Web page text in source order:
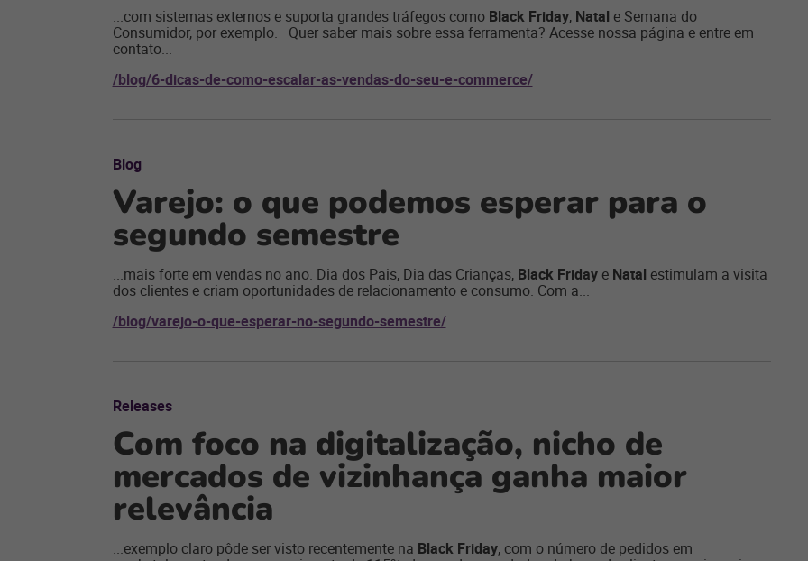
...com sistemas externos e suporta grandes tráfegos como Black Friday, Natal e Semana do
Consumidor, por exemplo. Quer saber mais sobre essa ferramenta? Acesse nossa página e entre em
contato...
/blog/6-dicas-de-como-escalar-as-vendas-do-seu-e-commerce/
Blog
Varejo: o que podemos esperar para o
segundo semestre
...mais forte em vendas no ano. Dia dos Pais, Dia das Crianças, Black Fridaye Natal estimulam a visita
dos clientes e criam oportunidades de relacionamento e consumo. Com a...
/blog/varejo-o-que-esperar-no-segundo-semestre/
Releases
Com foco na digitalização, nicho de
mercados de vizinhança ganha maior
relevância
...exemplo claro pôde ser visto recentemente na Black Friday, com o número de pedidos em